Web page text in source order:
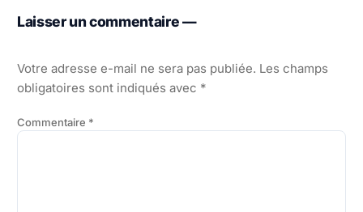
Laisser un commentaire —
Votre adresse e-mail ne sera pas publiée. Les champs
obligatoires sont indiqués avec *
Commentaire *